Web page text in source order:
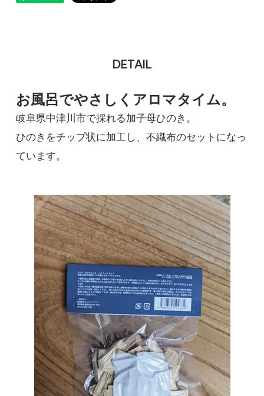
DETAIL
お風呂でやさしくアロマタイム。
岐阜県中津川市で採れる加子母ひのき。
ひのきをチップ状に加工し、不織布のセットになっ
ています。